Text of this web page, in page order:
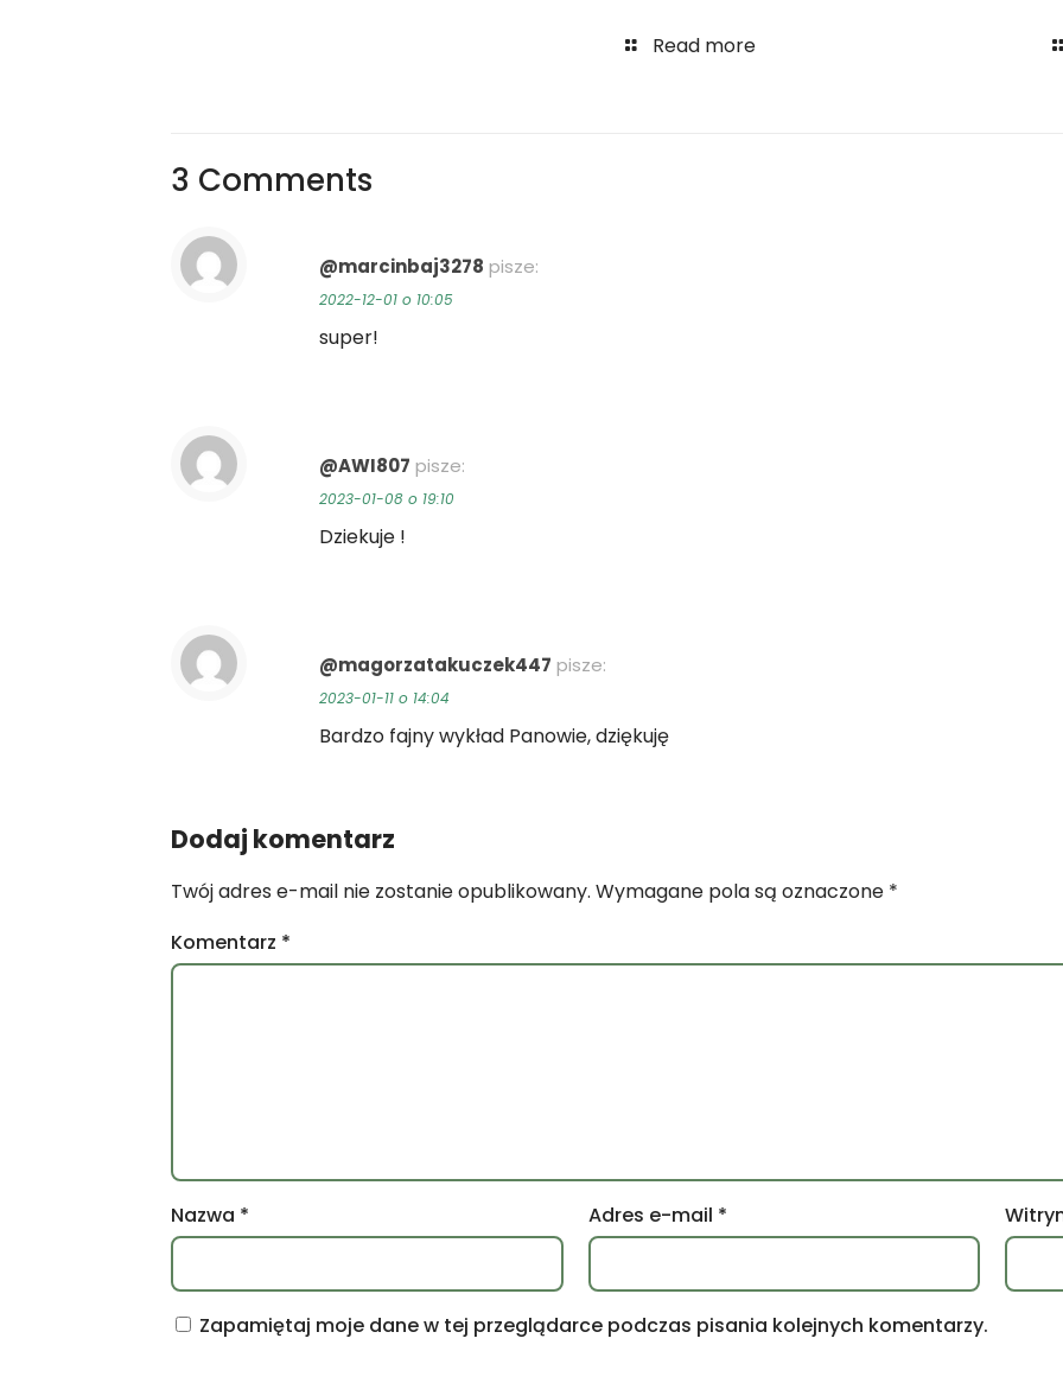
Read more
3 Comments
@marcinbaj3278 pisze:
2022-12-01 o 10:05
super!
@AWI807 pisze:
2023-01-08 o 19:10
Dziekuje !
@magorzatakuczek447 pisze:
2023-01-11 o 14:04
Bardzo fajny wykład Panowie, dziękuję
Dodaj komentarz
Twój adres e-mail nie zostanie opublikowany. Wymagane pola są oznaczone *
Komentarz *
Nazwa * Adres e-mail *
Zapamiętaj moje dane w tej przeglądarce podczas pisania kolejnych komentarzy.